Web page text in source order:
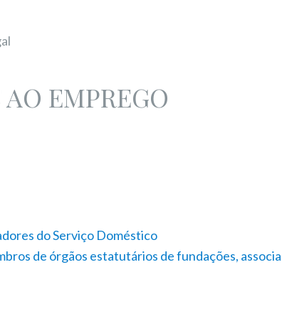
EMPREGO
do Serviço Doméstico
de órgãos estatutários de fundações,